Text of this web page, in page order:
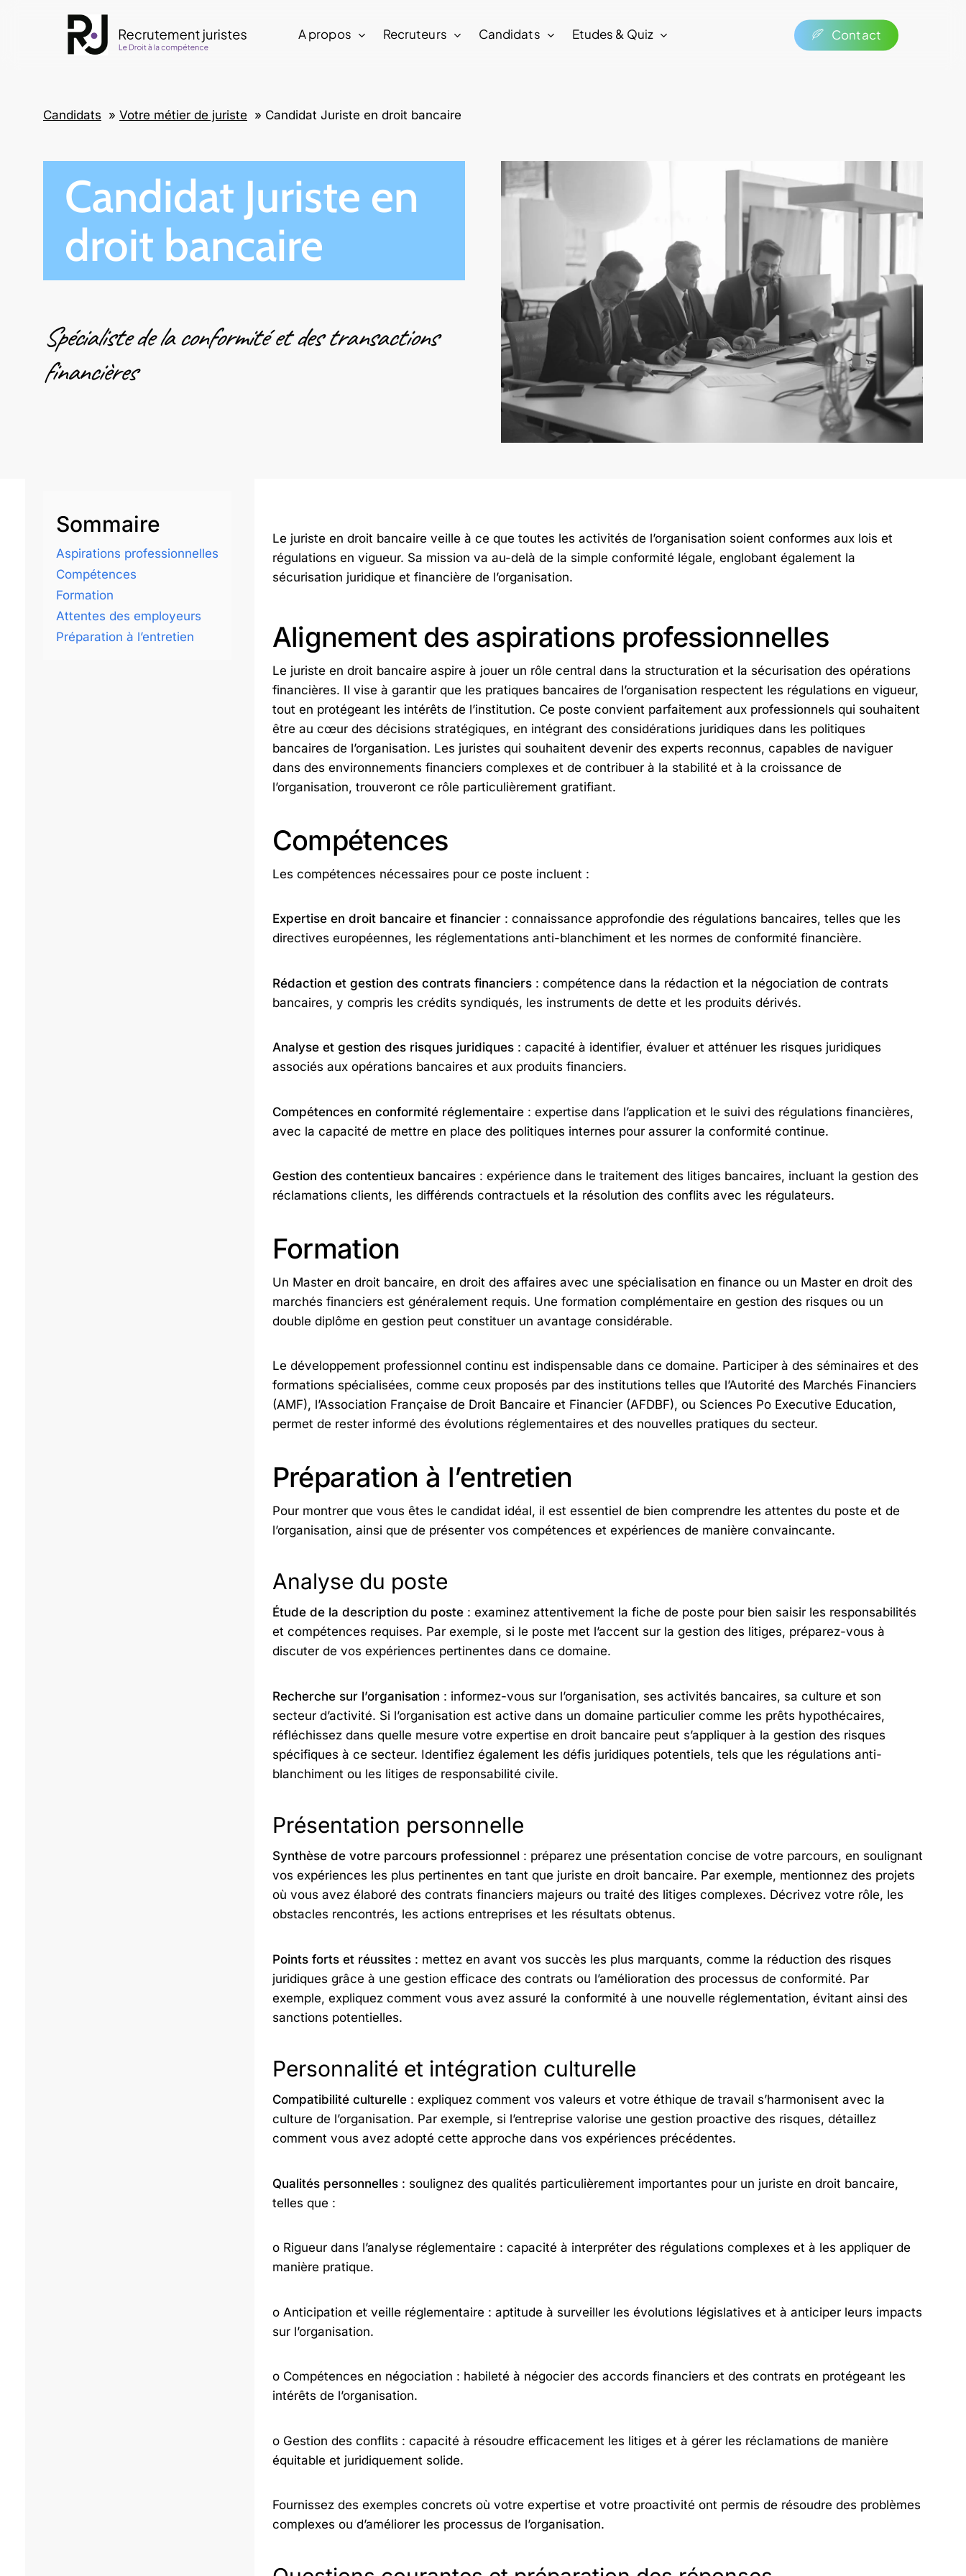
A propos Recruteurs Candidats Etudes & Quiz Contact
Candidats » Votre métier de juriste » Candidat Juriste en droit bancaire
Candidat Juriste en
droit bancaire
Spécialiste de la conformité et des transactions
financières
Sommaire
Aspirations professionnelles
Compétences
Formation
Attentes des employeurs
Préparation à l’entretien
Le juriste en droit bancaire veille à ce que toutes les activités de l’organisation soient conformes aux lois et
régulations en vigueur. Sa mission va au-delà de la simple conformité légale, englobant également la
sécurisation juridique et financière de l’organisation.
Alignement des aspirations professionnelles
Le juriste en droit bancaire aspire à jouer un rôle central dans la structuration et la sécurisation des opérations
financières. Il vise à garantir que les pratiques bancaires de l’organisation respectent les régulations en vigueur,
tout en protégeant les intérêts de l’institution. Ce poste convient parfaitement aux professionnels qui souhaitent
être au cœur des décisions stratégiques, en intégrant des considérations juridiques dans les politiques
bancaires de l’organisation. Les juristes qui souhaitent devenir des experts reconnus, capables de naviguer
dans des environnements financiers complexes et de contribuer à la stabilité et à la croissance de
l’organisation, trouveront ce rôle particulièrement gratifiant.
Compétences
Les compétences nécessaires pour ce poste incluent :
Expertise en droit bancaire et financier: connaissance approfondie des régulations bancaires, telles que les
directives européennes, les réglementations anti-blanchiment et les normes de conformité financière.
Rédaction et gestion des contrats financiers: compétence dans la rédaction et la négociation de contrats
bancaires, y compris les crédits syndiqués, les instruments de dette et les produits dérivés.
Analyse et gestion des risques juridiques: capacité à identifier, évaluer et atténuer les risques juridiques
associés aux opérations bancaires et aux produits financiers.
Compétences en conformité réglementaire: expertise dans l’application et le suivi des régulations financières,
avec la capacité de mettre en place des politiques internes pour assurer la conformité continue.
Gestion des contentieux bancaires: expérience dans le traitement des litiges bancaires, incluant la gestion des
réclamations clients, les différends contractuels et la résolution des conflits avec les régulateurs.
Formation
Un Master en droit bancaire, en droit des affaires avec une spécialisation en finance ou un Master en droit des
marchés financiers est généralement requis. Une formation complémentaire en gestion des risques ou un
double diplôme en gestion peut constituer un avantage considérable.
Le développement professionnel continu est indispensable dans ce domaine. Participer à des séminaires et des
formations spécialisées, comme ceux proposés par des institutions telles que l’Autorité des Marchés Financiers
(AMF), l’Association Française de Droit Bancaire et Financier (AFDBF), ou Sciences Po Executive Education,
permet de rester informé des évolutions réglementaires et des nouvelles pratiques du secteur.
Préparation à l’entretien
Pour montrer que vous êtes le candidat idéal, il est essentiel de bien comprendre les attentes du poste et de
l’organisation, ainsi que de présenter vos compétences et expériences de manière convaincante.
Analyse du poste
Étude de la description du poste: examinez attentivement la fiche de poste pour bien saisir les responsabilités
et compétences requises. Par exemple, si le poste met l’accent sur la gestion des litiges, préparez-vous à
discuter de vos expériences pertinentes dans ce domaine.
Recherche sur l’organisation : informez-vous sur l’organisation, ses activités bancaires, sa culture et son
secteur d’activité. Si l’organisation est active dans un domaine particulier comme les prêts hypothécaires,
réfléchissez dans quelle mesure votre expertise en droit bancaire peut s’appliquer à la gestion des risques
spécifiques à ce secteur. Identifiez également les défis juridiques potentiels, tels que les régulations anti-
blanchiment ou les litiges de responsabilité civile.
Présentation personnelle
Synthèse de votre parcours professionnel : préparez une présentation concise de votre parcours, en soulignant
vos expériences les plus pertinentes en tant que juriste en droit bancaire. Par exemple, mentionnez des projets
où vous avez élaboré des contrats financiers majeurs ou traité des litiges complexes. Décrivez votre rôle, les
obstacles rencontrés, les actions entreprises et les résultats obtenus.
Points forts et réussites: mettez en avant vos succès les plus marquants, comme la réduction des risques
juridiques grâce à une gestion efficace des contrats ou l’amélioration des processus de conformité. Par
exemple, expliquez comment vous avez assuré la conformité à une nouvelle réglementation, évitant ainsi des
sanctions potentielles.
Personnalité et intégration culturelle
Compatibilité culturelle: expliquez comment vos valeurs et votre éthique de travail s’harmonisent avec la
culture de l’organisation. Par exemple, si l’entreprise valorise une gestion proactive des risques, détaillez
comment vous avez adopté cette approche dans vos expériences précédentes.
Qualités personnelles: soulignez des qualités particulièrement importantes pour un juriste en droit bancaire,
telles que :
o Rigueur dans l’analyse réglementaire : capacité à interpréter des régulations complexes et à les appliquer de
manière pratique.
o Anticipation et veille réglementaire : aptitude à surveiller les évolutions législatives et à anticiper leurs impacts
sur l’organisation.
o Compétences en négociation : habileté à négocier des accords financiers et des contrats en protégeant les
intérêts de l’organisation.
o Gestion des conflits : capacité à résoudre efficacement les litiges et à gérer les réclamations de manière
équitable et juridiquement solide.
Fournissez des exemples concrets où votre expertise et votre proactivité ont permis de résoudre des problèmes
complexes ou d’améliorer les processus de l’organisation.